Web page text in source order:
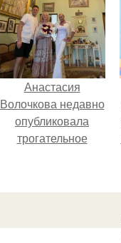
Анастасия
Волочкова недавно
опубликовала
трогательное
которой она